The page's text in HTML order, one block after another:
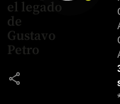
el legado
de
Gustavo
Petro
share